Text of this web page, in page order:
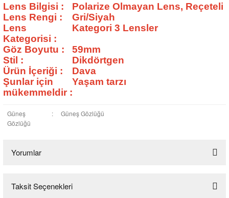
Lens Bilgisi :
Polarize Olmayan Lens, Reçeteli
Lens Rengi :
Gri/Siyah
Lens
Kategorisi :
Kategori 3 Lensler
Göz Boyutu :
59mm
Stil :
Dikdörtgen
Ürün İçeriği :
Dava
Şunlar için
mükemmeldir :
Yaşam tarzı
Güneş
Gözlüğü
: Güneş Gözlüğü
Yorumlar
Bu ürüne ilk yorumu siz yapın!
Taksit Seçenekleri